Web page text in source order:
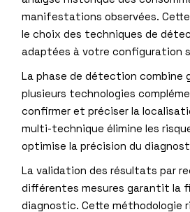
manifestations observées.
le choix des techniques de
adaptées à votre configuration
La phase de détection combine
plusieurs technologies
confirmer et préciser la
multi-technique élimine les
optimise la précision du
La validation des résultats par
différentes mesures garantit la
diagnostic. Cette méthodologie